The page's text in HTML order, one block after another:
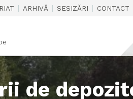
| ARHIVĂ | SESIZĂRI | CONTACT
de